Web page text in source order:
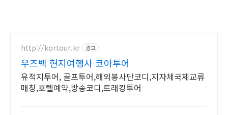
http://kortour.kr 광고
우즈벡 현지여행사 코아투어
유적지투어, 골프투어,해외봉사단코디,지자체국제교류
매칭,호텔예약,방송코디,트래킹투어